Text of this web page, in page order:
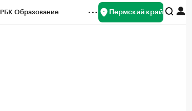
РБК Образование Пермский край